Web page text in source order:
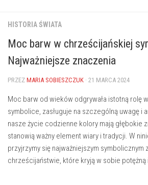
HISTORIA ŚWIATA
Moc barw w chrześcijańskiej
Najważniejsze znaczenia
PRZEZ MARIA SOBIESZCZUK · 21 MARCA 2024
Moc barw ⁣od wieków odgrywała istotną rolę
symbolice, zasługuje na szczególną uwagę ​i
nasze życie codzienne kolory mają głębokie⁢
stanowią ważny ‌element wiary i tradycji.⁤ W
przyjrzymy się najważniejszym symbolicznym
chrześcijaństwie, które kryją w sobie